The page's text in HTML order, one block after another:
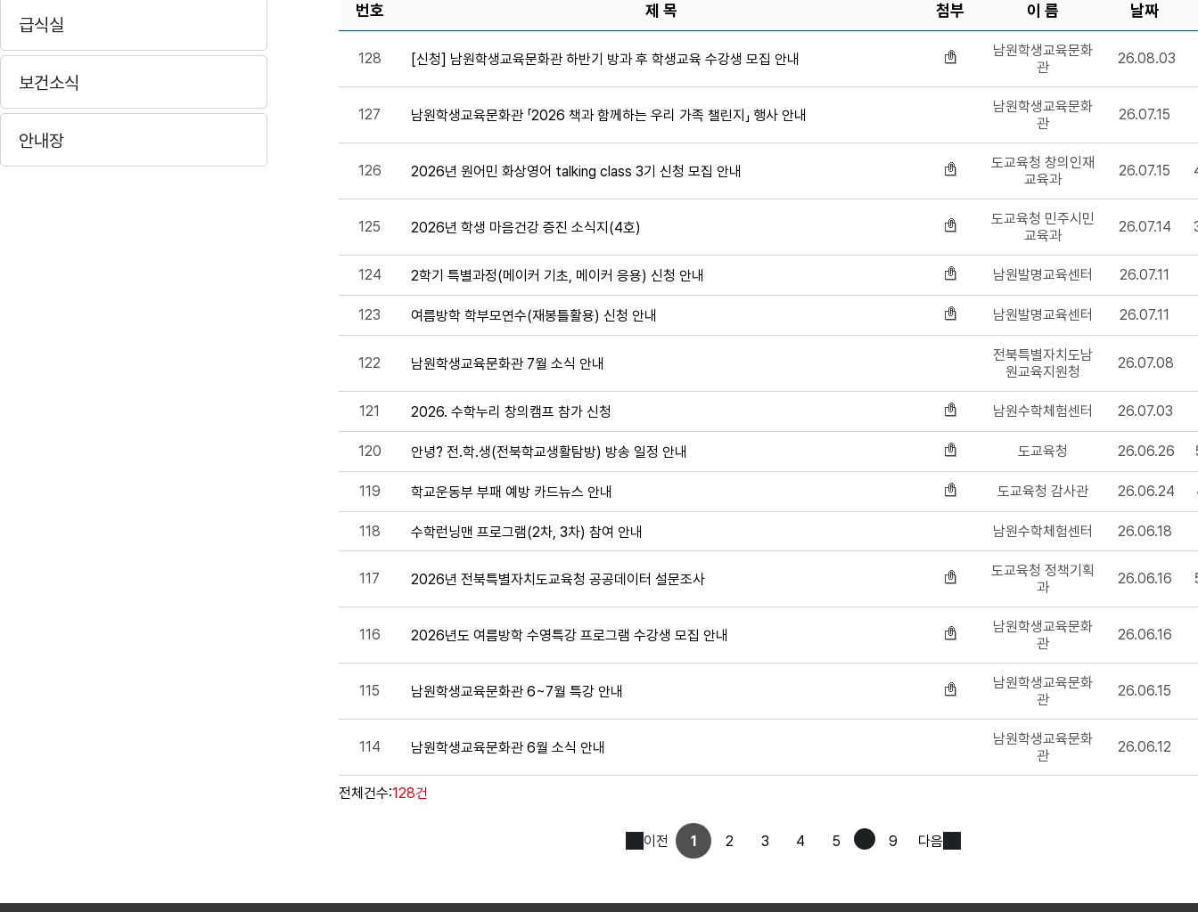
급식실
보건소식
안내장
번호 제 목 첨부 이 름 날짜
128 [신청] 남원학생교육문화관 하반기 방과 후 학생교육 수강생 모집 안내
남원학생교육문화
관
26.08.03
127 남원학생교육문화관 「2026 책과 함께하는 우리 가족 챌린지」 행사 안내
남원학생교육문화
관
26.07.15
126 2026년 원어민 화상영어 talking class 3기 신청 모집 안내
도교육청 창의인재
교육과
26.07.15
125 2026년 학생 마음건강 증진 소식지(4호)
도교육청 민주시민
교육과
26.07.14
124 2학기 특별과정(메이커 기초, 메이커 응용) 신청 안내 남원발명교육센터 26.07.11
123 여름방학 학부모연수(재봉틀활용) 신청 안내 남원발명교육센터 26.07.11
122 남원학생교육문화관 7월 소식 안내
전북특별자치도남
원교육지원청
26.07.08
121 2026. 수학누리 창의캠프 참가 신청 남원수학체험센터 26.07.03
120 안녕? 전.학.생(전북학교생활탐방) 방송 일정 안내 도교육청 26.06.26
119 학교운동부 부패 예방 카드뉴스 안내 도교육청 감사관 26.06.24
118 수학런닝맨 프로그램(2차, 3차) 참여 안내 남원수학체험센터 26.06.18
117 2026년 전북특별자치도교육청 공공데이터 설문조사
도교육청 정책기획
과
26.06.16
116 2026년도 여름방학 수영특강 프로그램 수강생 모집 안내
남원학생교육문화
관
26.06.16
115 남원학생교육문화관 6~7월 특강 안내
남원학생교육문화
관
26.06.15
114 남원학생교육문화관 6월 소식 안내
남원학생교육문화
관
26.06.12
전체건수:128건
이전 1 2 3 4 5 9 다음